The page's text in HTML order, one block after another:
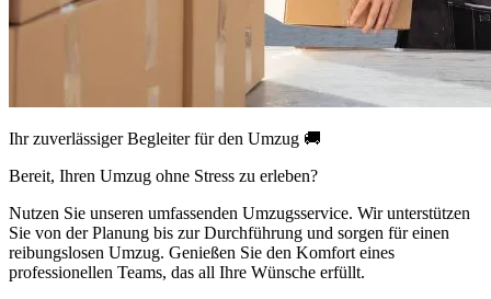
Ihr zuverlässiger Begleiter für den Umzug 🚚
Bereit, Ihren Umzug ohne Stress zu erleben?
Nutzen Sie unseren umfassenden Umzugsservice. Wir unterstützen
Sie von der Planung bis zur Durchführung und sorgen für einen
reibungslosen Umzug. Genießen Sie den Komfort eines
professionellen Teams, das all Ihre Wünsche erfüllt.